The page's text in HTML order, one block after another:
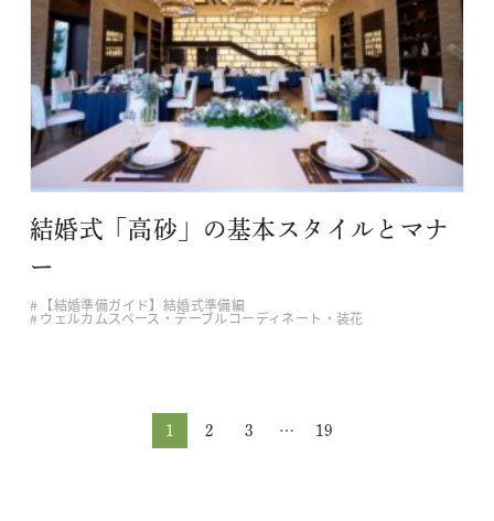
結婚式「高砂」の基本スタイルとマナ
ー
【結婚準備ガイド】結婚式準備編
ウェルカムスペース・テーブルコーディネート・装花
1 2 3 … 19